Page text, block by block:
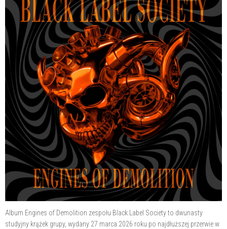
Album Engines of Demolition zespołu Black Label Society to dwunasty
studyjny krążek grupy, wydany 27 marca 2026 roku po najdłuższej przerwie w